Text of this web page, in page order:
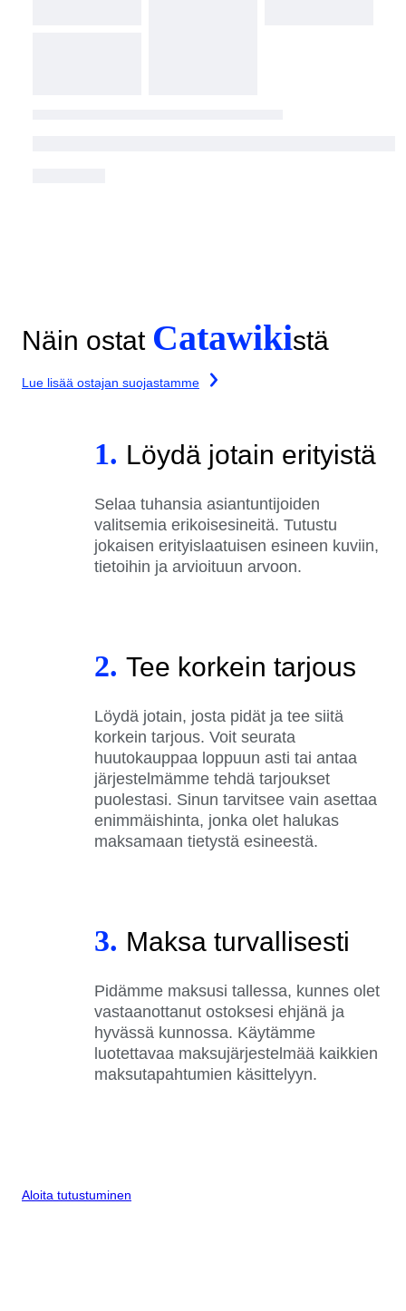
Näin ostat Catawikistä
Lue lisää ostajan suojastamme
1. Löydä jotain erityistä
Selaa tuhansia asiantuntijoiden
valitsemia erikoisesineitä. Tutustu
jokaisen erityislaatuisen esineen kuviin,
tietoihin ja arvioituun arvoon.
2. Tee korkein tarjous
Löydä jotain, josta pidät ja tee siitä
korkein tarjous. Voit seurata
huutokauppaa loppuun asti tai antaa
järjestelmämme tehdä tarjoukset
puolestasi. Sinun tarvitsee vain asettaa
enimmäishinta, jonka olet halukas
maksamaan tietystä esineestä.
3. Maksa turvallisesti
Pidämme maksusi tallessa, kunnes olet
vastaanottanut ostoksesi ehjänä ja
hyvässä kunnossa. Käytämme
luotettavaa maksujärjestelmää kaikkien
maksutapahtumien käsittelyyn.
Aloita tutustuminen